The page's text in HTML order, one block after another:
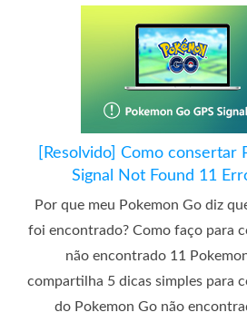
[Resolvido] Como consertar
Signal Not Found 11
Por que meu Pokemon Go diz
foi encontrado? Como faço para
não encontrado 11
compartilha 5 dicas simples para
do Pokemon Go não